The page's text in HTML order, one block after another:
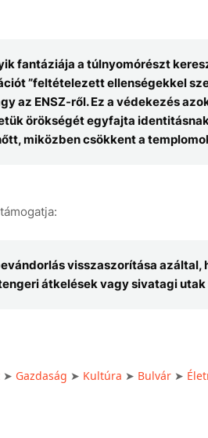
fantáziája a túlnyomórészt
”feltételezett ellenségekkel
az ENSZ-ről. Ez a védekezés
örökségét egyfajta
miközben csökkent a
visszaszorítása
átkelések vagy sivatagi utak
➤ Gazdaság ➤ Kultúra ➤ Bulvár➤